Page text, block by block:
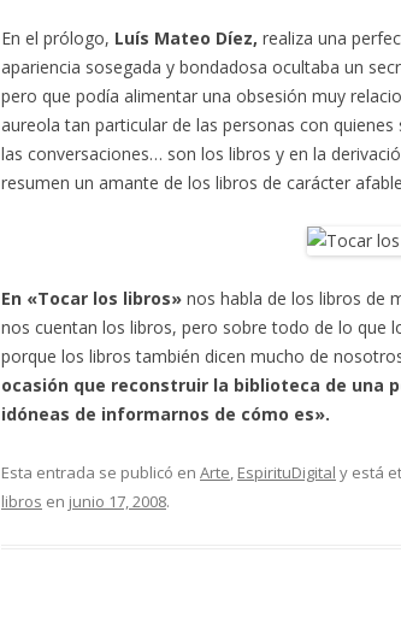
En el prólogo, Luís Mateo Díez, realiza una
apariencia sosegada y bondadosa ocultaba un
pero que podía alimentar una obsesión muy
aureola tan particular de las personas con
las conversaciones… son los libros y en la
resumen un amante de los libros de carácter
En «Tocar los libros» nos habla de los libros de
nos cuentan los libros, pero sobre todo de lo que
porque los libros también dicen mucho de
ocasión que reconstruir la biblioteca de una
idóneas de informarnos de cómo es».
Esta entrada se publicó en Arte, EspirituDigital y está
libros en junio 17, 2008.